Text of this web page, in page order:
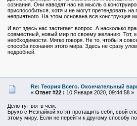
сознания. Они наводят нас на мысль о
приспособиться, хотя и не могут претендовать
неприятного. На этом основана вся конструкция
И вот здесь нас застигает вопрос. А насколько
совместный, новый мир по своему желанию. Тот,
необходимости. Мягко говоря. Не то, чтобы я
способа познания этого мира. Здесь не сразу
подробней.
Re: Теория Всего. Окончательный
« Ответ #22 : 10 Января 2020, 09:44:58 »
Дело тут вот в чем.
Брухо с Незнайкой хотят протащить себя, свой
этому миру. Если не перейти к другому способу